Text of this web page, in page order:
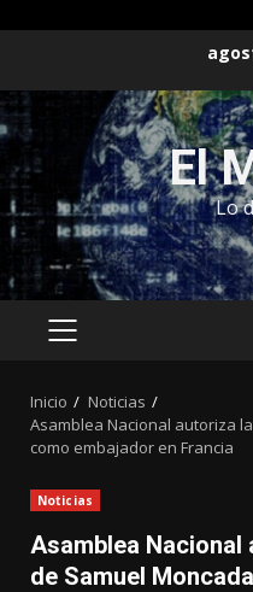
contenido
El
Lo
MENÚ
Inicio
Noticias
Asamblea Nacional autoriza
como embajador en Francia
Noticias
Asamblea
de Samuel